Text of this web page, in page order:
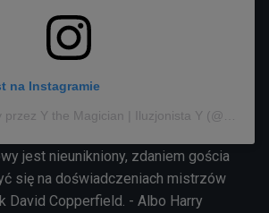
na Instagramie
jest nieunikniony, zdaniem gościa
się na doświadczeniach mistrzów
David Copperfield. - Albo Harry